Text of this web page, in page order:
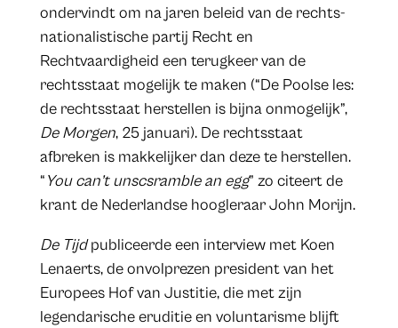
ondervindt om na jaren beleid van de rechts-
nationalistische partij Recht en
Rechtvaardigheid een terugkeer van de
rechtsstaat mogelijk te maken (“De Poolse les:
de rechtsstaat herstellen is bijna onmogelijk”,
De Morgen, 25 januari). De rechtsstaat
afbreken is makkelijker dan deze te herstellen.
“You can’t unscsramble an egg” zo citeert de
krant de Nederlandse hoogleraar John Morijn.
De Tijdpubliceerde een interview met Koen
Lenaerts, de onvolprezen president van het
Europees Hof van Justitie, die met zijn
legendarische eruditie en voluntarisme blijft